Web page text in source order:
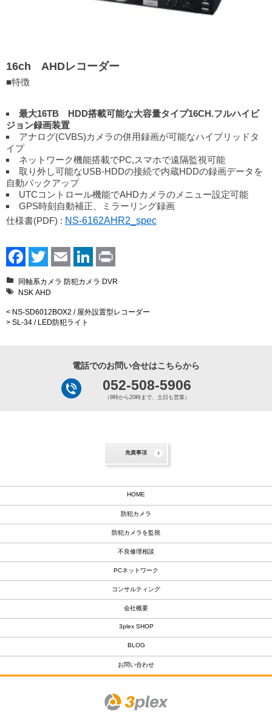
16ch AHDレコーダー
■特徴
最大16TB HDD搭載可能な大容量タイプ16CH.フルハイビ
ジョン録画装置
アナログ(CVBS)カメラの併用録画が可能なハイブリッドタ
イプ
ネットワーク機能搭載でPC,スマホで遠隔監視可能
取り外し可能なUSB-HDDの接続で内蔵HDDの録画データを
自動バックアップ
UTCコントロール機能でAHDカメラのメニュー設定可能
GPS時刻自動補正、ミラーリング録画
仕様書(PDF) : NS-6162AHR2_spec
FacebookTwitter Email
同軸系カメラ 防犯カメラ DVR
NSK AHD
< NS-SD6012BOX2 / 屋外設置型レコーダー
> SL-34 / LED防犯ライト
電話でのお問い合せはこちらから
052-508-5906
（9時から20時まで、土日も営業）
免責事項
HOME
防犯カメラ
防犯カメラを監視
不良修理相談
PCネットワーク
コンサルティング
会社概要
3plex SHOP
BLOG
お問い合わせ